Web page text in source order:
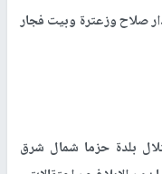
صلاح وزعترة وبيت فجار
بلدة حزما شمال شرق